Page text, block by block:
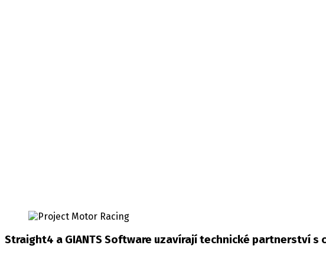
Straight4 a GIANTS Software uzavírají technické partnerství